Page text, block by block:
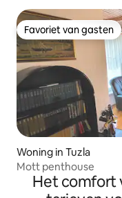
Favoriet van gasten
Favoriet van gasten
Woning in Tuzla
Mott penthouse
Het comfort